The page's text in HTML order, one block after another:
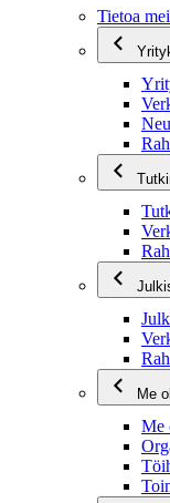
Tietoa
Me
Me